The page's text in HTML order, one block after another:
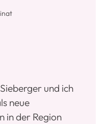
und ich
neue
in der Region